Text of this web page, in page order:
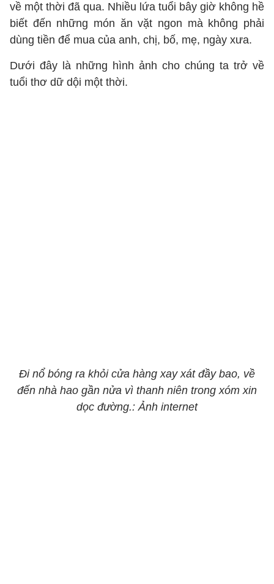
về một thời đã qua. Nhiều lứa tuổi bây giờ không hề
biết đến những món ăn vặt ngon mà không phải
dùng tiền để mua của anh, chị, bố, mẹ, ngày xưa.
Dưới đây là những hình ảnh cho chúng ta trở về
tuổi thơ dữ dội một thời.
Đi nổ bóng ra khỏi cửa hàng xay xát đầy bao, về
đến nhà hao gần nửa vì thanh niên trong xóm xin
dọc đường.: Ảnh internet